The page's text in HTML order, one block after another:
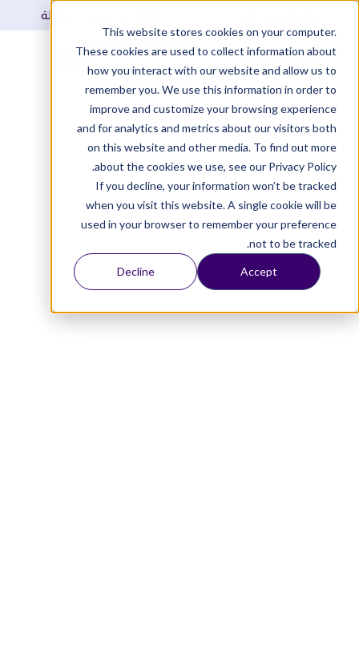
This website stores cookies on your computer.
These cookies are used to collect information about
how you interact with our website and allow us to
remember you. We use this information in order to
improve and customize your browsing experience
and for analytics and metrics about our visitors both
on this website and other media. To find out more
about the cookies we use, see our Privacy Policy.
If you decline, your information won’t be tracked
when you visit this website. A single cookie will be
used in your browser to remember your preference
not to be tracked.
Accept
Decline
حدد موعد للمقابلة